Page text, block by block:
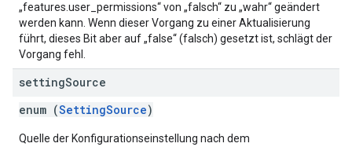
„features.user_permissions“ von „falsch“ zu „wahr“ geändert
werden kann. Wenn dieser Vorgang zu einer Aktualisierung
führt, dieses Bit aber auf „false“ (falsch) gesetzt ist, schlägt der
Vorgang fehl.
settingSource
enum (SettingSource)
Quelle der Konfigurationseinstellung nach dem